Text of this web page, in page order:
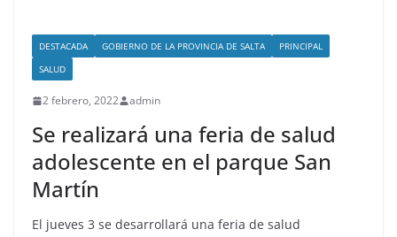
DESTACADA GOBIERNO DE LA PROVINCIA DE SALTA
PRINCIPAL
SALUD
2 febrero, 2022 admin
Se realizará una feria de salud
adolescente en el parque San
Martín
El jueves 3 se desarrollará una feria de salud